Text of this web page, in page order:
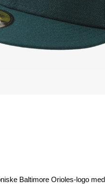
Baltimore Orioles-logo